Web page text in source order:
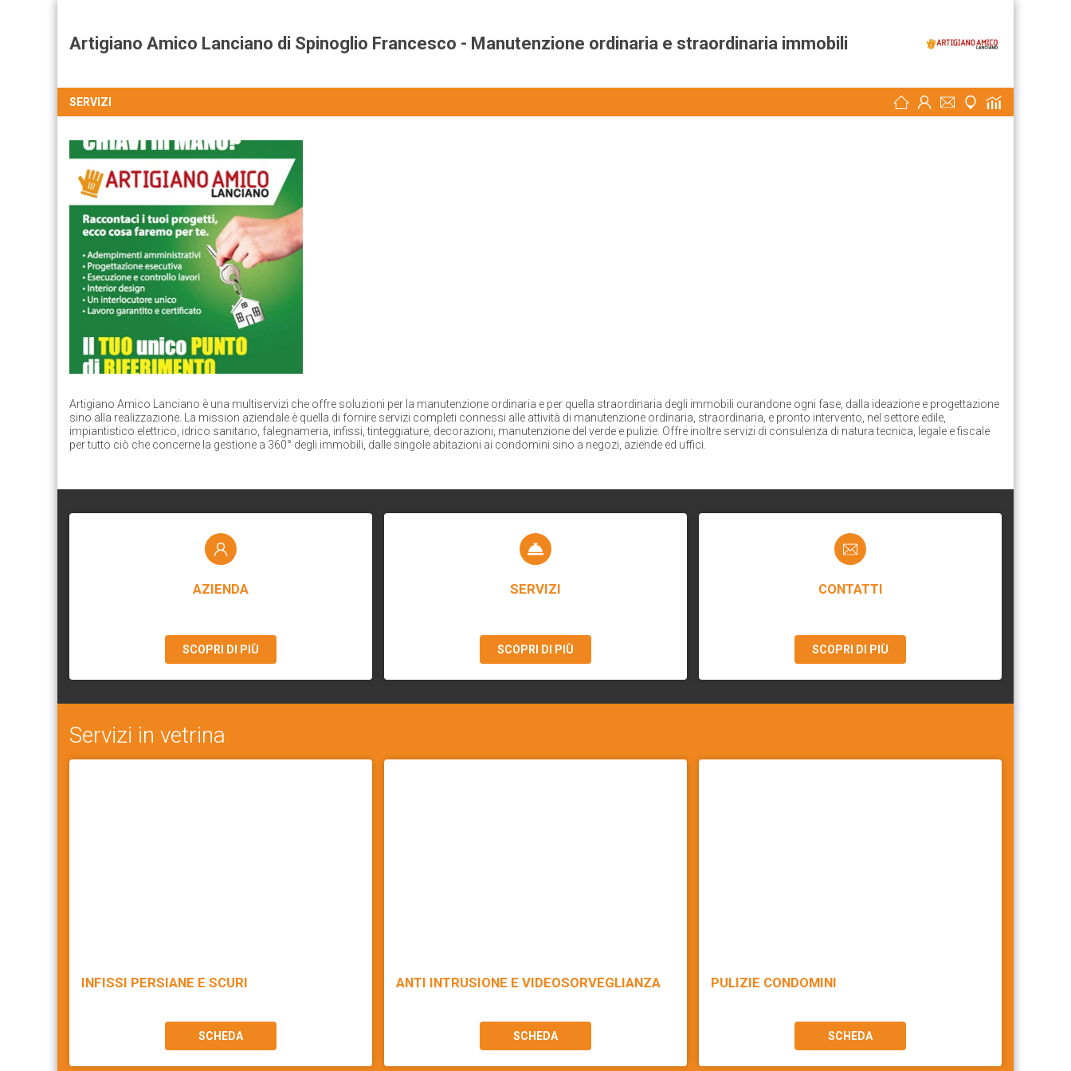
Artigiano Amico Lanciano di Spinoglio Francesco - Manutenzione ordinaria e straordinaria immobili
SERVIZI
Artigiano Amico Lanciano è una multiservizi che offre soluzioni per la manutenzione ordinaria e per quella straordinaria degli immobili curandone ogni fase, dalla ideazione e progettazione
sino alla realizzazione. La mission aziendale è quella di fornire servizi completi connessi alle attività di manutenzione ordinaria, straordinaria, e pronto intervento, nel settore edile,
impiantistico elettrico, idrico sanitario, falegnameria, infissi, tinteggiature, decorazioni, manutenzione del verde e pulizie. Offre inoltre servizi di consulenza di natura tecnica, legale e fiscale
per tutto ciò che concerne la gestione a 360° degli immobili, dalle singole abitazioni ai condomini sino a negozi, aziende ed uffici.
AZIENDA
SCOPRI DI PIÙ
SERVIZI
SCOPRI DI PIÙ
CONTATTI
SCOPRI DI PIÙ
Servizi in vetrina
INFISSI PERSIANE E SCURI
SCHEDA
ANTI INTRUSIONE E VIDEOSORVEGLIANZA
SCHEDA
PULIZIE CONDOMINI
SCHEDA